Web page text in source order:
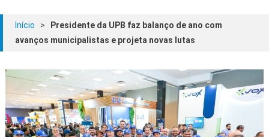
Início >
Presidente da UPB faz balanço de ano com
avanços municipalistas e projeta novas lutas